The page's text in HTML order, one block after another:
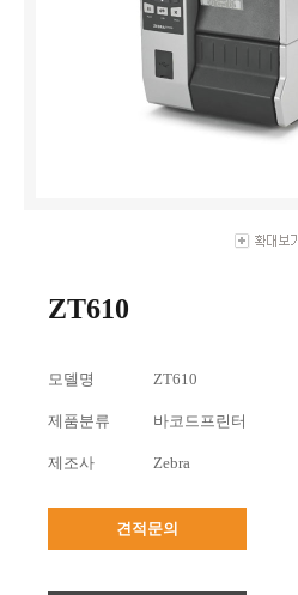
ZT610
모델명 ZT610
제품분류 바코드프린터
제조사 Zebra
견적문의